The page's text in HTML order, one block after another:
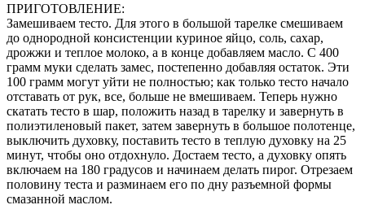
ПРИГОТОВЛЕНИЕ:
Замешиваем тесто. Для этого в большой тарелке смешиваем
до однородной консистенции куриное яйцо, соль, сахар,
дрожжи и теплое молоко, а в конце добавляем масло. С 400
грамм муки сделать замес, постепенно добавляя остаток. Эти
100 грамм могут уйти не полностью; как только тесто начало
отставать от рук, все, больше не вмешиваем. Теперь нужно
скатать тесто в шар, положить назад в тарелку и завернуть в
полиэтиленовый пакет, затем завернуть в большое полотенце,
выключить духовку, поставить тесто в теплую духовку на 25
минут, чтобы оно отдохнуло. Достаем тесто, а духовку опять
включаем на 180 градусов и начинаем делать пирог. Отрезаем
половину теста и разминаем его по дну разъемной формы
смазанной маслом.